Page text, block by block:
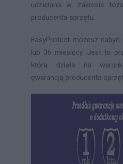
udzielana w zakresie
producenta sprzętu.
EasyProtect możesz
lub 36 miesięcy. Jest to
która działa na
gwarancją producenta